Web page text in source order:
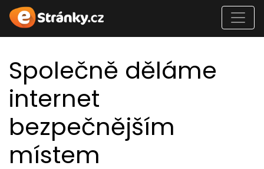
Společně děláme
internet
bezpečnějším
místem